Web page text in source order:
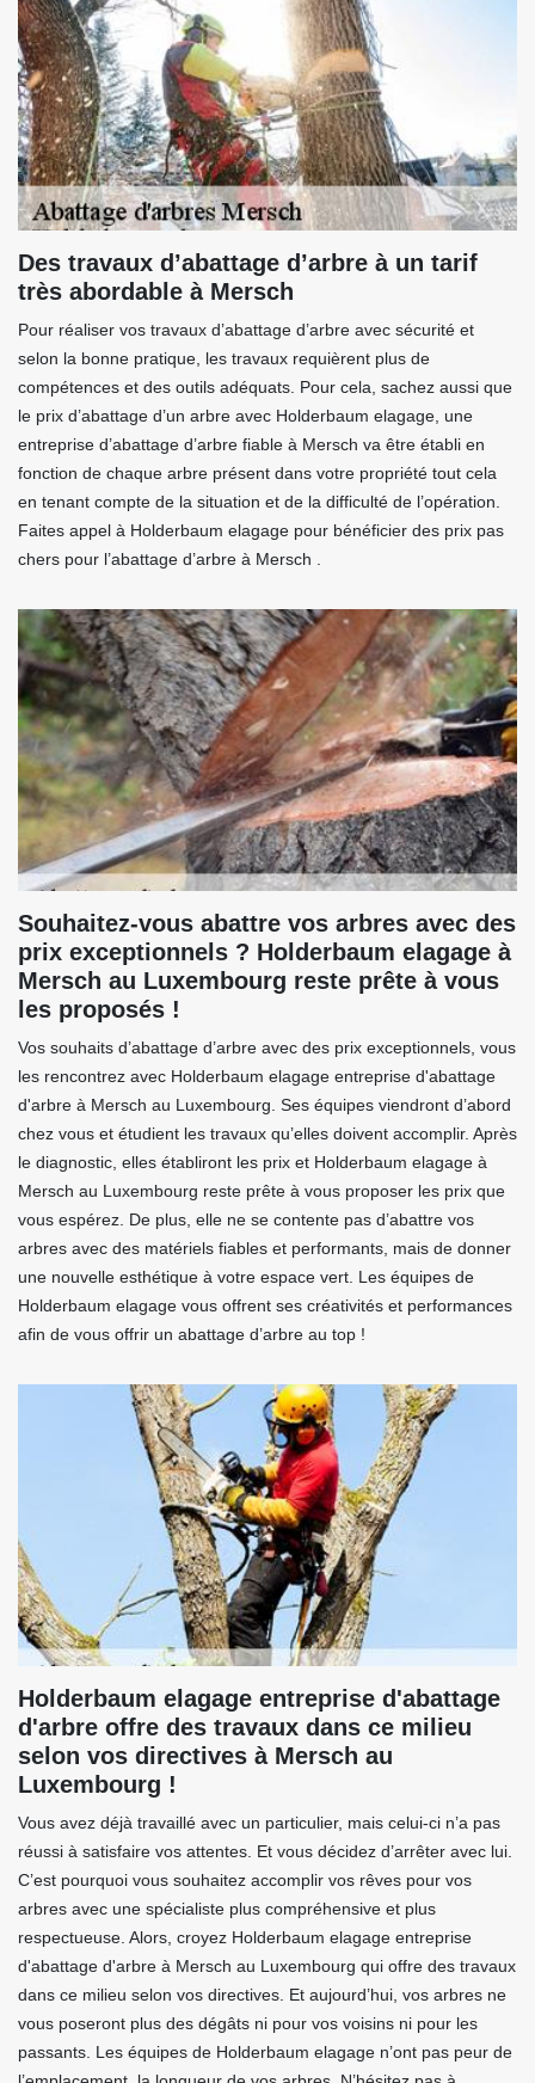
Des travaux d’abattage d’arbre à un tarif
très abordable à Mersch
Pour réaliser vos travaux d’abattage d’arbre avec sécurité et
selon la bonne pratique, les travaux requièrent plus de
compétences et des outils adéquats. Pour cela, sachez aussi que
le prix d’abattage d’un arbre avec Holderbaum elagage, une
entreprise d’abattage d’arbre fiable à Mersch va être établi en
fonction de chaque arbre présent dans votre propriété tout cela
en tenant compte de la situation et de la difficulté de l’opération.
Faites appel à Holderbaum elagage pour bénéficier des prix pas
chers pour l’abattage d’arbre à Mersch .
Souhaitez-vous abattre vos arbres avec des
prix exceptionnels ? Holderbaum elagage à
Mersch au Luxembourg reste prête à vous
les proposés !
Vos souhaits d’abattage d’arbre avec des prix exceptionnels, vous
les rencontrez avec Holderbaum elagage entreprise d'abattage
d'arbre à Mersch au Luxembourg. Ses équipes viendront d’abord
chez vous et étudient les travaux qu’elles doivent accomplir. Après
le diagnostic, elles établiront les prix et Holderbaum elagage à
Mersch au Luxembourg reste prête à vous proposer les prix que
vous espérez. De plus, elle ne se contente pas d’abattre vos
arbres avec des matériels fiables et performants, mais de donner
une nouvelle esthétique à votre espace vert. Les équipes de
Holderbaum elagage vous offrent ses créativités et performances
afin de vous offrir un abattage d’arbre au top !
Holderbaum elagage entreprise d'abattage
d'arbre offre des travaux dans ce milieu
selon vos directives à Mersch au
Luxembourg !
Vous avez déjà travaillé avec un particulier, mais celui-ci n’a pas
réussi à satisfaire vos attentes. Et vous décidez d’arrêter avec lui.
C’est pourquoi vous souhaitez accomplir vos rêves pour vos
arbres avec une spécialiste plus compréhensive et plus
respectueuse. Alors, croyez Holderbaum elagage entreprise
d'abattage d'arbre à Mersch au Luxembourg qui offre des travaux
dans ce milieu selon vos directives. Et aujourd’hui, vos arbres ne
vous poseront plus des dégâts ni pour vos voisins ni pour les
passants. Les équipes de Holderbaum elagage n’ont pas peur de